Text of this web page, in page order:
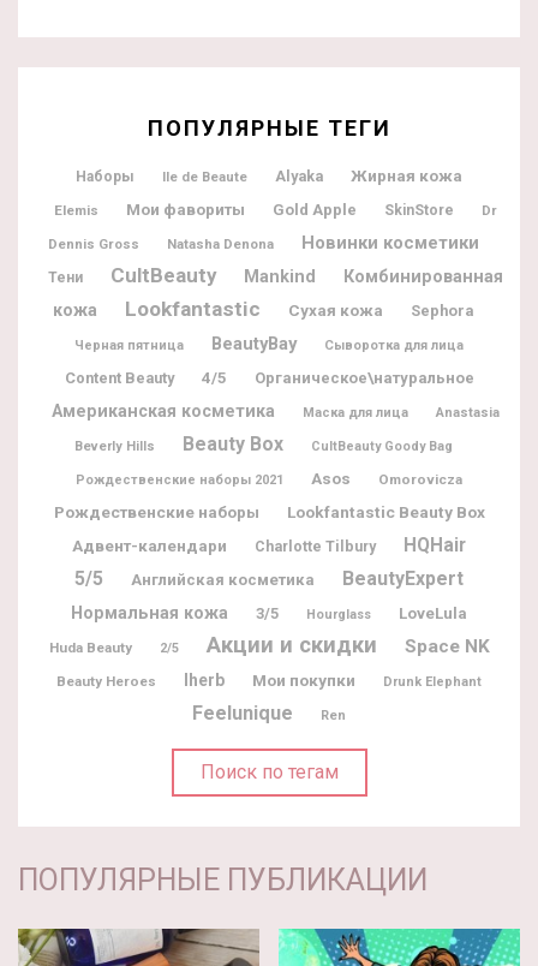
ПОПУЛЯРНЫЕ ТЕГИ
Наборы Ile de Beaute Alyaka Жирная кожа
Elemis Мои фавориты Gold Apple SkinStore
Dr
Dennis Gross
Natasha Denona Новинки косметики
Тени CultBeauty Mankind
Комбинированная
кожа
Lookfantastic Сухая кожа Sephora
Черная пятница BeautyBay Сыворотка для лица
Content Beauty 4/5 Органическое\натуральное
Американская косметика Маска для лица Anastasia
Beverly Hills Beauty Box CultBeauty Goody Bag
Рождественские наборы 2021 Asos Omorovicza
Рождественские наборы
Lookfantastic Beauty Box
Адвент-календари
Charlotte Tilbury HQHair
5/5 Английская косметика BeautyExpert
Нормальная кожа 3/5 Hourglass LoveLula
Huda Beauty 2/5 Акции и скидки Space NK
Beauty Heroes Iherb Мои покупки Drunk Elephant
Feelunique Ren
Поиск по тегам
ПОПУЛЯРНЫЕ ПУБЛИКАЦИИ